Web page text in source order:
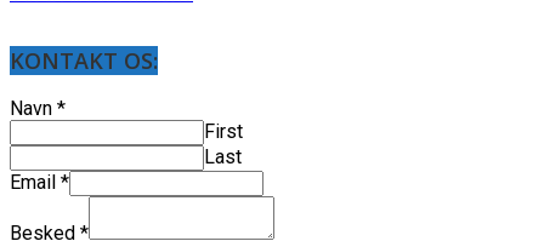
KONTAKT OS:
Navn *
First
Last
Email *
Besked *